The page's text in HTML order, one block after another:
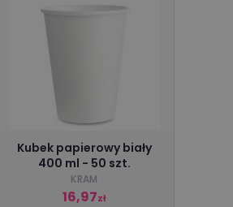
Kubek papierowy biały
400 ml - 50 szt.
KRAM
16,97zł